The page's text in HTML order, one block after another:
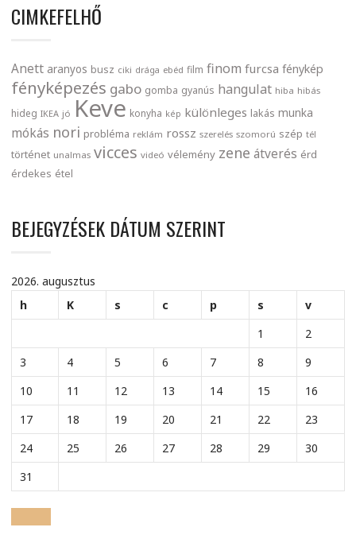
CIMKEFELHŐ
Anett aranyos busz ciki drága ebéd film finom furcsa fénykép
fényképezés gabo gomba gyanús hangulat hiba hibás
hideg IKEA jó Keve konyha kép különleges lakás munka
mókás nori probléma reklám rossz szerelés szomorú szép tél
történet unalmas vicces videó vélemény zene átverés érd
érdekes étel
BEJEGYZÉSEK DÁTUM SZERINT
2026. augusztus
h
K s c p s
v
1
2
3
4 5 6 7 8
9
10
11 12 13 14 15
16
17
18 19 20 21 22
23
24
25 26 27 28 29
30
31